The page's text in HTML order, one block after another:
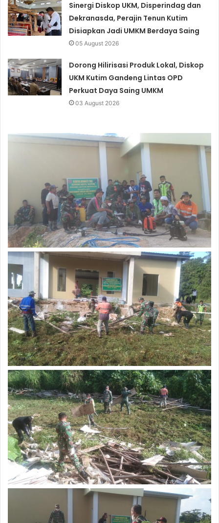
Sinergi Diskop UKM, Disperindag dan
Dekranasda, Perajin Tenun Kutim
Disiapkan Jadi UMKM Berdaya Saing
05 August 2026
Dorong Hilirisasi Produk Lokal, Diskop
UKM Kutim Gandeng Lintas OPD
Perkuat Daya Saing UMKM
03 August 2026